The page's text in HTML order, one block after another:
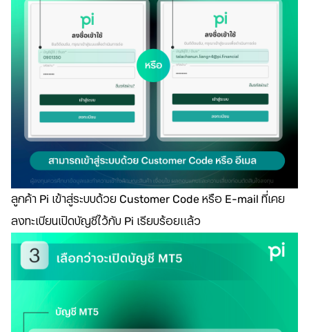
ลูกค้า Pi เข้าสู่ระบบด้วย Customer Code หรือ E-mail ที่เคย
ลงทะเบียนเปิดบัญชีไว้กับ Pi เรียบร้อยแล้ว